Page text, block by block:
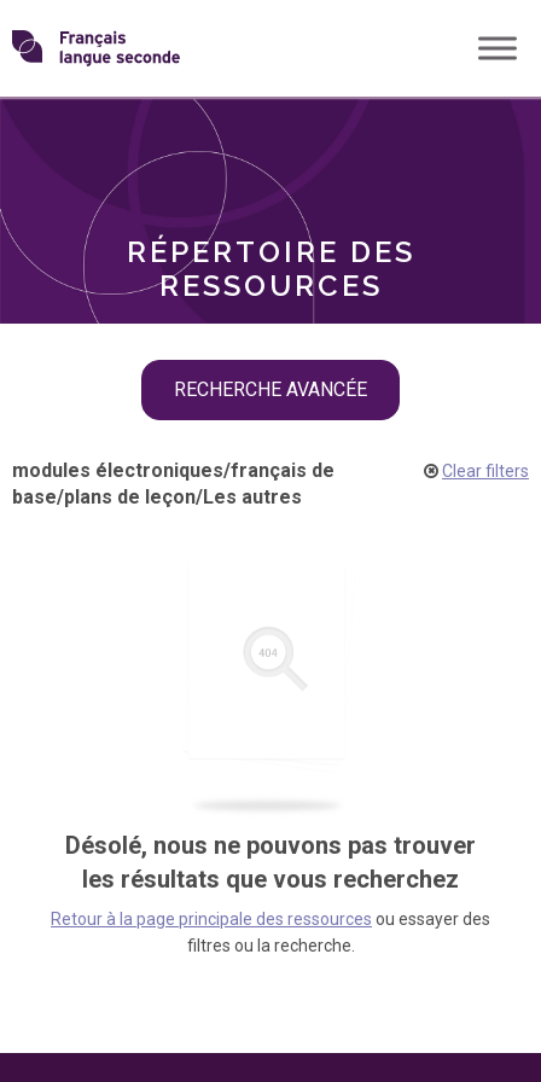
Skip
toTransformons
langue
RÉPERTOIRE DES
RESSOURCES
RECHERCHE AVANCÉE
THÈMES
modules électroniques/français de
base/plans de leçon/Les autres
Clear filters
Désolé, nous ne pouvons pas trouver
les résultats que vous recherchez
Retour à la page principale des ressources ou essayer des
filtres ou la recherche.